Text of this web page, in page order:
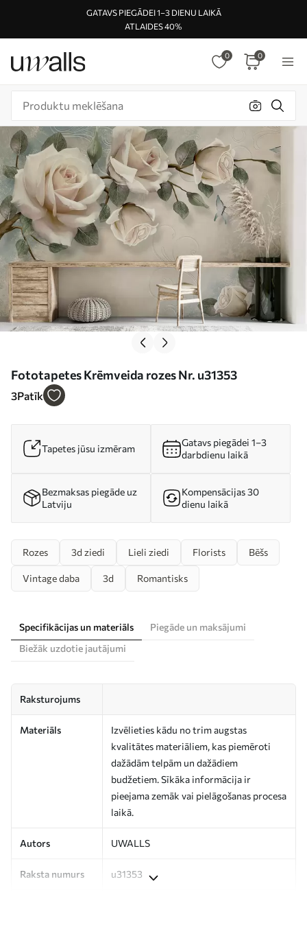
GATAVS PIEGĀDEI 1–3 DIENU LAIKĀ
ATLAIDES 40%
0 0
Fototapetes Krēmveida rozes Nr. u31353
3Patīk
Tapetes jūsu izmēram
Gatavs piegādei 1–3
darbdienu laikā
Bezmaksas piegāde uz
Latviju
Kompensācijas 30
dienu laikā
Rozes 3d ziedi Lieli ziedi Florists Bēšs
Vintage daba 3d Romantisks
Specifikācijas un materiāls
Piegāde un maksājumi
Biežāk uzdotie jautājumi
Raksturojums
Materiāls
Izvēlieties kādu no trim augstas
kvalitātes materiāliem, kas piemēroti
dažādām telpām un dažādiem
budžetiem. Sīkāka informācija ir
pieejama zemāk vai pielāgošanas procesa
laikā.
Autors UWALLS
Raksta numurs u31353